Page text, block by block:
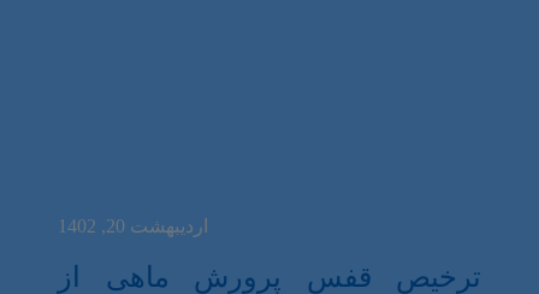
اردیبهشت 20, 1402
ترخیص قفس پرورش ماهی از